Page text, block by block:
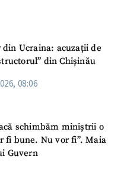
Ucraina: acuzații de
din Chișinău
08:06
schimbăm miniștrii o
fi bune. Nu vor fi”. Maia
Guvern